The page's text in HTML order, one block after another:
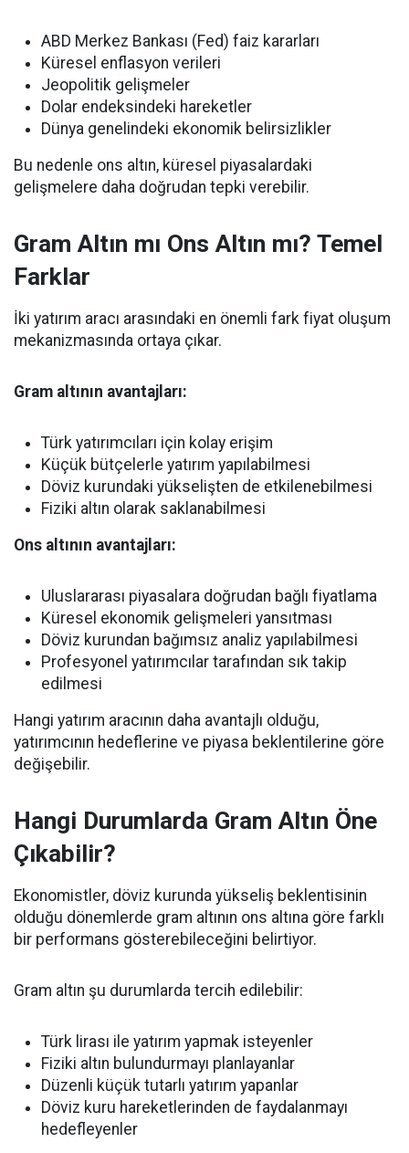
ABD Merkez Bankası (Fed) faiz kararları
Küresel enflasyon verileri
Jeopolitik gelişmeler
Dolar endeksindeki hareketler
Dünya genelindeki ekonomik belirsizlikler
Bu nedenle ons altın, küresel piyasalardaki
gelişmelere daha doğrudan tepki verebilir.
Gram Altın mı Ons Altın mı? Temel
Farklar
İki yatırım aracı arasındaki en önemli fark fiyat oluşum
mekanizmasında ortaya çıkar.
Gram altının avantajları:
Türk yatırımcıları için kolay erişim
Küçük bütçelerle yatırım yapılabilmesi
Döviz kurundaki yükselişten de etkilenebilmesi
Fiziki altın olarak saklanabilmesi
Ons altının avantajları:
Uluslararası piyasalara doğrudan bağlı fiyatlama
Küresel ekonomik gelişmeleri yansıtması
Döviz kurundan bağımsız analiz yapılabilmesi
Profesyonel yatırımcılar tarafından sık takip
edilmesi
Hangi yatırım aracının daha avantajlı olduğu,
yatırımcının hedeflerine ve piyasa beklentilerine göre
değişebilir.
Hangi Durumlarda Gram Altın Öne
Çıkabilir?
Ekonomistler, döviz kurunda yükseliş beklentisinin
olduğu dönemlerde gram altının ons altına göre farklı
bir performans gösterebileceğini belirtiyor.
Gram altın şu durumlarda tercih edilebilir:
Türk lirası ile yatırım yapmak isteyenler
Fiziki altın bulundurmayı planlayanlar
Düzenli küçük tutarlı yatırım yapanlar
Döviz kuru hareketlerinden de faydalanmayı
hedefleyenler